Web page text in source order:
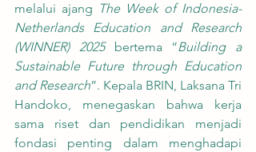
melalui ajang The Week of Indonesia-
Netherlands Education and Research
(WINNER) 2025 bertema “Building a
Sustainable Future through Education
and Research”. Kepala BRIN, Laksana Tri
Handoko, menegaskan bahwa kerja
sama riset dan pendidikan menjadi
fondasi penting dalam menghadapi